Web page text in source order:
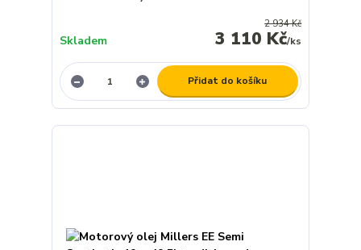
2 934 Kč
3 110 Kč/ks
Skladem
Přidat do košíku